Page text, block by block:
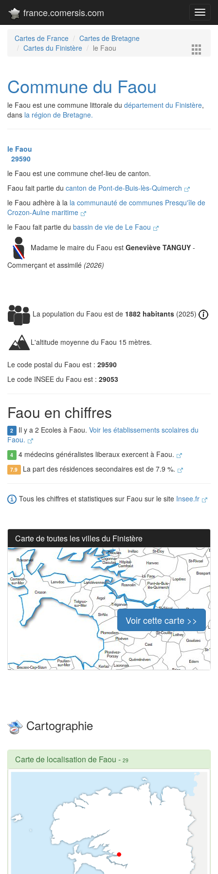
france.comersis.com
Cartes de France
Cartes de Bretagne
Cartes du Finistère
le Faou
Commune du Faou
le Faou est une commune littorale du département du Finistère,
dans la région de Bretagne.
le Faou
29590
le Faou est une commune chef-lieu de canton.
Faou fait partie du canton de Pont-de-Buis-lès-Quimerch
le Faou adhère à la la communauté de communes Presqu'île de
Crozon-Aulne maritime
le Faou fait partie du bassin de vie de Le Faou
Madame le maire du Faou est Geneviève TANGUY -
Commerçant et assimilé (2026)
La population du Faou est de 1882 habitants (2025)
L'altitude moyenne du Faou 15 mètres.
Le code postal du Faou est : 29590
Le code INSEE du Faou est : 29053
Faou en chiffres
2 Il y a 2 Ecoles à Faou. Voir les établissements scolaires du
Faou.
4 4 médecins généralistes liberaux exercent à Faou.
7.9 La part des résidences secondaires est de 7.9 %.
Tous les chiffres et statistiques sur Faou sur le site Insee.fr
Carte de toutes les villes du Finistère
Voir cette carte >>
Cartographie
Carte de localisation de Faou - 29